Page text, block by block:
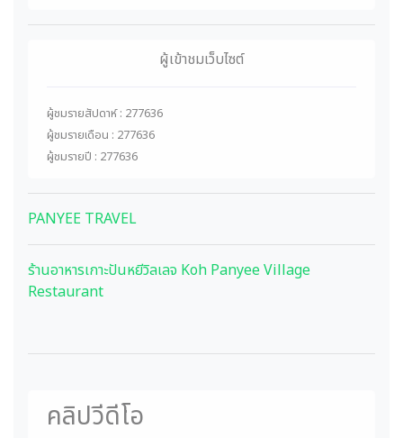
ผู้เข้าชมเว็บไซต์
ผู้ชมรายสัปดาห์ : 277636
ผู้ชมรายเดือน : 277636
ผู้ชมรายปี : 277636
PANYEE TRAVEL
ร้านอาหารเกาะปันหยีวิลเลจ Koh Panyee Village
Restaurant
คลิปวีดีโอ